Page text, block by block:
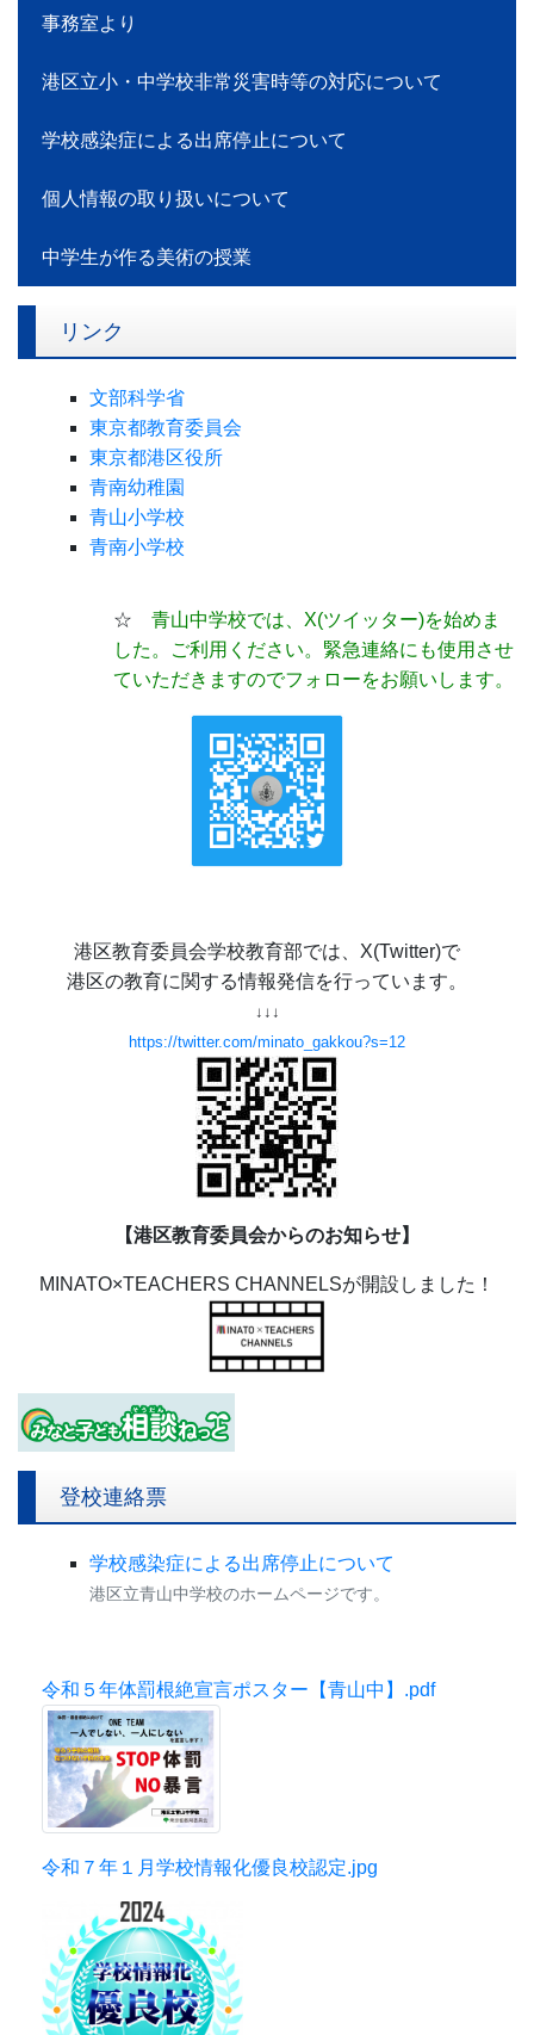
事務室より
港区立小・中学校非常災害時等の対応について
学校感染症による出席停止について
個人情報の取り扱いについて
中学生が作る美術の授業
リンク
文部科学省
東京都教育委員会
東京都港区役所
青南幼稚園
青山小学校
青南小学校
☆ 青山中学校では、X(ツイッター)を始めま
した。ご利用ください。緊急連絡にも使用させ
ていただきますのでフォローをお願いします。
港区教育委員会学校教育部では、X(Twitter)で
港区の教育に関する情報発信を行っています。
↓↓↓
https://twitter.com/minato_gakkou?s=12
【港区教育委員会からのお知らせ】
MINATO×TEACHERS CHANNELSが開設しました！
登校連絡票
学校感染症による出席停止について
港区立青山中学校のホームページです。
令和５年体罰根絶宣言ポスター【青山中】.pdf
令和７年１月学校情報化優良校認定.jpg